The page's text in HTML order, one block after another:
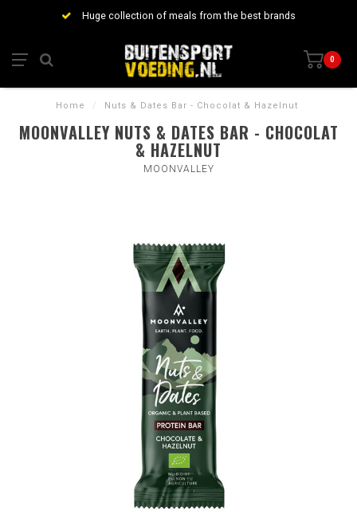
Huge collection of meals from the best brands
0
Home / Nuts & Dates Bar - Chocolat & Hazelnut
MOONVALLEY NUTS & DATES BAR - CHOCOLAT
& HAZELNUT
MOONVALLEY